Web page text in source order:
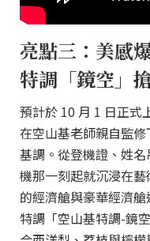
亮點三：美感
特調「鏡空」
預計於 10 月 1 日正式
在空山基老師親自監
基調。從登機證、姓
機那一刻起就沉浸在
的經濟艙與豪華經濟
特調「空山基特調-鏡